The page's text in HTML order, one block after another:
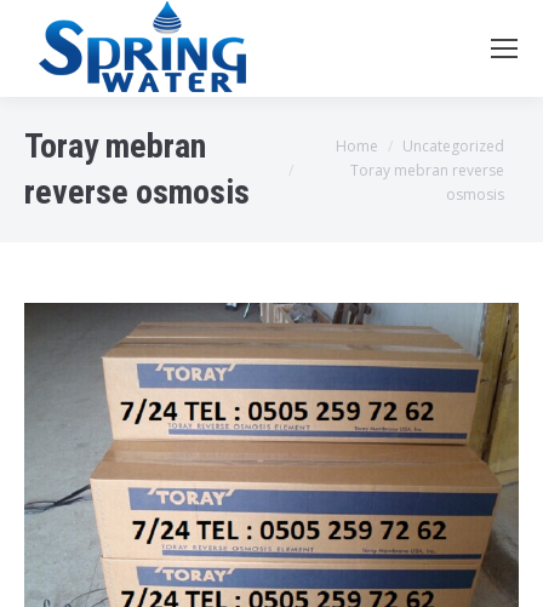
Toray mebran
reverse osmosis
You are here:
Home
Uncategorized
Toray mebran reverse
osmosis